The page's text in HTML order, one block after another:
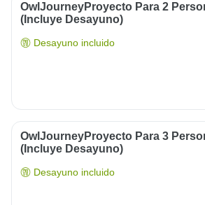
OwlJourneyProyecto Para 2
(Incluye Desayuno)
Desayuno incluido
OwlJourneyProyecto Para 3
(Incluye Desayuno)
Desayuno incluido